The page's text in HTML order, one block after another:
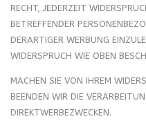
RECHT, JEDERZEIT
BETREFFENDER
DERARTIGER WERBUNG
WIDERSPRUCH WIE OBEN
MACHEN SIE VON IHREM
BEENDEN WIR DIE
DIREKTWERBEZWECKEN.